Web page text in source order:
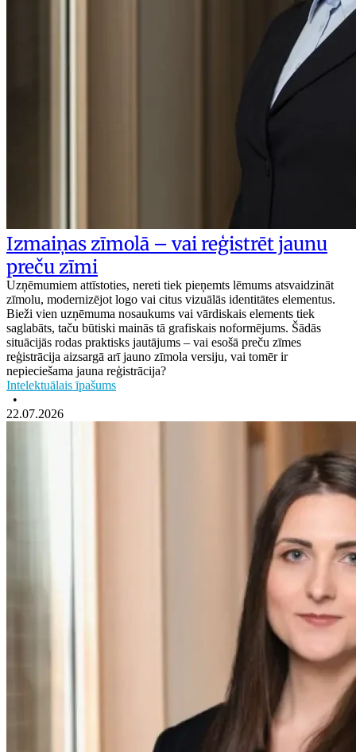
Izmaiņas zīmolā – vai reģistrēt jaunu
preču zīmi
Uzņēmumiem attīstoties, nereti tiek pieņemts lēmums atsvaidzināt
zīmolu, modernizējot logo vai citus vizuālās identitātes elementus.
Bieži vien uzņēmuma nosaukums vai vārdiskais elements tiek
saglabāts, taču būtiski mainās tā grafiskais noformējums. Šādās
situācijās rodas praktisks jautājums – vai esošā preču zīmes
reģistrācija aizsargā arī jauno zīmola versiju, vai tomēr ir
nepieciešama jauna reģistrācija?
Intelektuālais īpašums
•
22.07.2026